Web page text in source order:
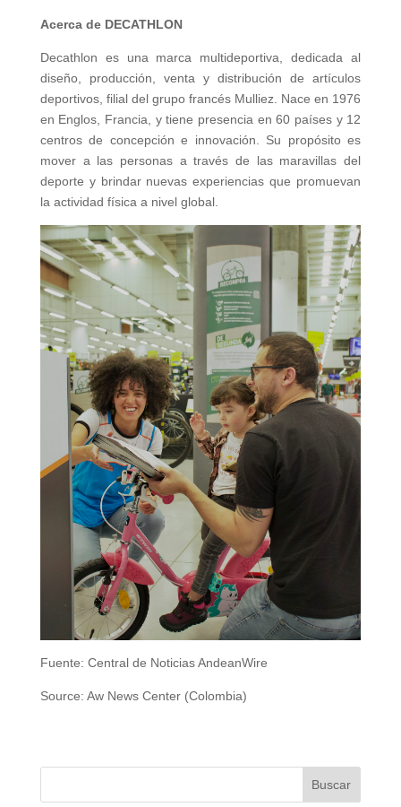
Acerca de DECATHLON
Decathlon es una marca multideportiva, dedicada al
diseño, producción, venta y distribución de artículos
deportivos, filial del grupo francés Mulliez. Nace en 1976
en Englos, Francia, y tiene presencia en 60 países y 12
centros de concepción e innovación. Su propósito es
mover a las personas a través de las maravillas del
deporte y brindar nuevas experiencias que promuevan
la actividad física a nivel global.
Fuente: Central de Noticias AndeanWire
Source: Aw News Center (Colombia)